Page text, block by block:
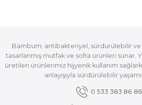
Bambum; antibakteriyel, sürdürülebilir
tasarlanmış mutfak ve sofra ürünleri sunar.
üretilen ürünlerimiz hijyenik kullanım
anlayışıyla sürdürülebilir
0 533 383 86 86